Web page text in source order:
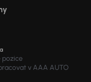
pozice
v AAA AUTO